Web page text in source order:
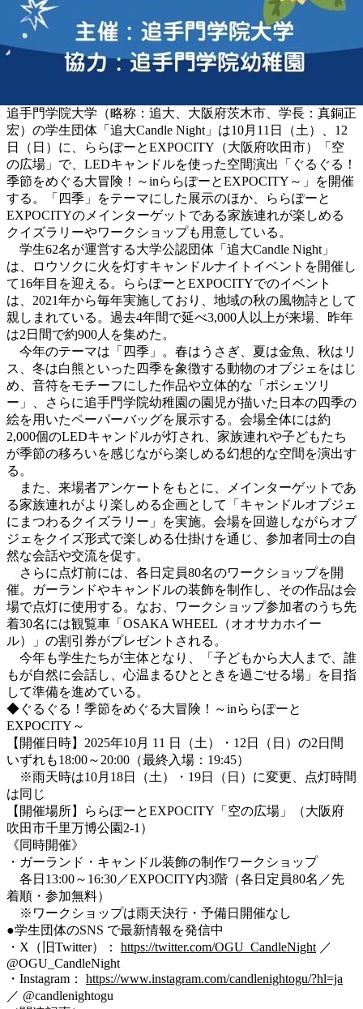
追手門学院大学（略称：追大、大阪府茨木市、学長：真銅正
宏）の学生団体「追大Candle Night」は10月11日（土）、12
日（日）に、ららぽーとEXPOCITY（大阪府吹田市）「空
の広場」で、LEDキャンドルを使った空間演出「ぐるぐる！
季節をめぐる大冒険！～inららぽーとEXPOCITY～」を開催
する。「四季」をテーマにした展示のほか、ららぽーと
EXPOCITYのメインターゲットである家族連れが楽しめる
クイズラリーやワークショップも用意している。
学生62名が運営する大学公認団体「追大Candle Night」
は、ロウソクに火を灯すキャンドルナイトイベントを開催し
て16年目を迎える。ららぽーとEXPOCITYでのイベント
は、2021年から毎年実施しており、地域の秋の風物詩として
親しまれている。過去4年間で延べ3,000人以上が来場、昨年
は2日間で約900人を集めた。
今年のテーマは「四季」。春はうさぎ、夏は金魚、秋はリ
ス、冬は白熊といった四季を象徴する動物のオブジェをはじ
め、音符をモチーフにした作品や立体的な「ポシェツリ
ー」、さらに追手門学院幼稚園の園児が描いた日本の四季の
絵を用いたペーパーバッグを展示する。会場全体には約
2,000個のLEDキャンドルが灯され、家族連れや子どもたち
が季節の移ろいを感じながら楽しめる幻想的な空間を演出す
る。
また、来場者アンケートをもとに、メインターゲットであ
る家族連れがより楽しめる企画として「キャンドルオブジェ
にまつわるクイズラリー」を実施。会場を回遊しながらオブ
ジェをクイズ形式で楽しめる仕掛けを通じ、参加者同士の自
然な会話や交流を促す。
さらに点灯前には、各日定員80名のワークショップを開
催。ガーランドやキャンドルの装飾を制作し、その作品は会
場で点灯に使用する。なお、ワークショップ参加者のうち先
着30名には観覧車「OSAKA WHEEL（オオサカホイー
ル）」の割引券がプレゼントされる。
今年も学生たちが主体となり、「子どもから大人まで、誰
もが自然に会話し、心温まるひとときを過ごせる場」を目指
して準備を進めている。
◆ぐるぐる！季節をめぐる大冒険！～inららぽーと
EXPOCITY～
【開催日時】2025年10月 11 日（土）・12日（日）の2日間
いずれも18:00～20:00（最終入場：19:45）
※雨天時は10月18日（土）・19日（日）に変更、点灯時間
は同じ
【開催場所】ららぽーとEXPOCITY「空の広場」（大阪府
吹田市千里万博公園2-1）
《同時開催》
・ガーランド・キャンドル装飾の制作ワークショップ
各日13:00～16:30／EXPOCITY内3階（各日定員80名／先
着順・参加無料）
※ワークショップは雨天決行・予備日開催なし
●学生団体のSNS で最新情報を発信中
・X（旧Twitter）： https://twitter.com/OGU_CandleNight ／
@OGU_CandleNight
・Instagram： https://www.instagram.com/candlenightogu/?hl=ja
／ @candlenightogu